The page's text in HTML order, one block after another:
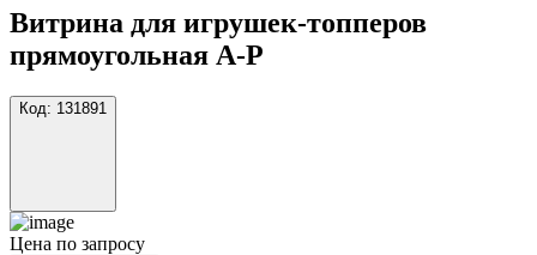
Витрина для игрушек-топперов
прямоугольная A-P
Код: 131891
Цена по запросу